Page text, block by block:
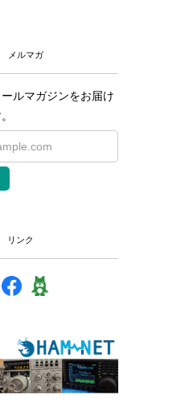
メルマガ
ルマガジンをお届け
リンク